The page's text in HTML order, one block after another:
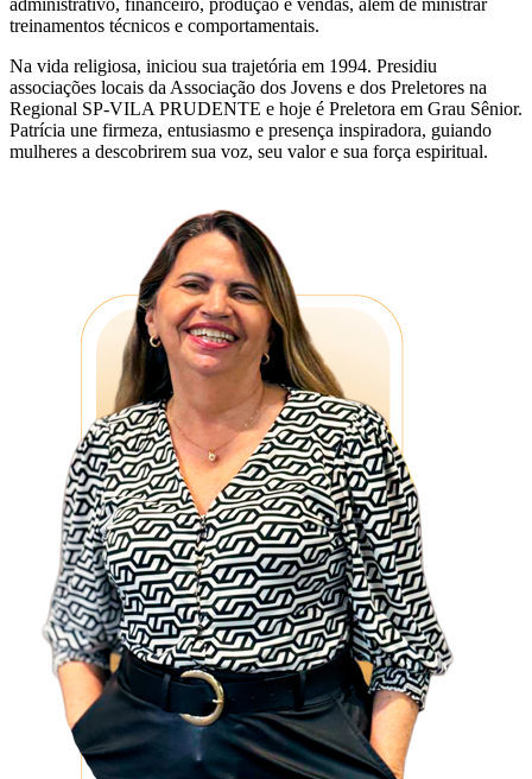
treinamentos técnicos e comportamentais.
Na vida religiosa, iniciou sua trajetória em 1994. Presidiu
associações locais da Associação dos Jovens e dos Preletores na
Regional SP-VILA PRUDENTE e hoje é Preletora em Grau Sênior.
Patrícia une firmeza, entusiasmo e presença inspiradora, guiando
mulheres a descobrirem sua voz, seu valor e sua força espiritual.